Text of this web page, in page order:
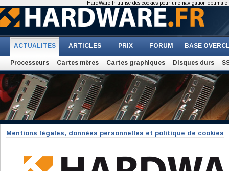
ACTUALITES ARTICLES PRIX FORUM BASE
Processeurs Cartes mères Cartes graphiques Disques durs
Mentions légales, données personnelles et politique de cookies
HardWare.fr utilise des cookies pour une navigation